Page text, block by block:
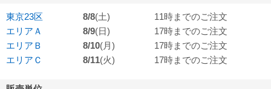
東京23区 8/8(土)
11時までのご注文
エリアＡ
8/9(日)
17時までのご注文
エリアＢ
8/10(月)
17時までのご注文
エリアＣ
8/11(火) 17時までのご注文